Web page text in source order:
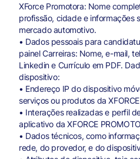
XForce Promotora: Nome
profissão, cidade e informações
mercado automotivo.
• Dados pessoais para
painel Carreiras: Nome, e-mail,
Linkedin e Currículo em PDF.
dispositivo:
• Endereço IP do dispositivo
serviços ou produtos da
• Interações realizadas e perfil
aplicativo da XFORCE
• Dados técnicos, como
rede, do provedor, e do